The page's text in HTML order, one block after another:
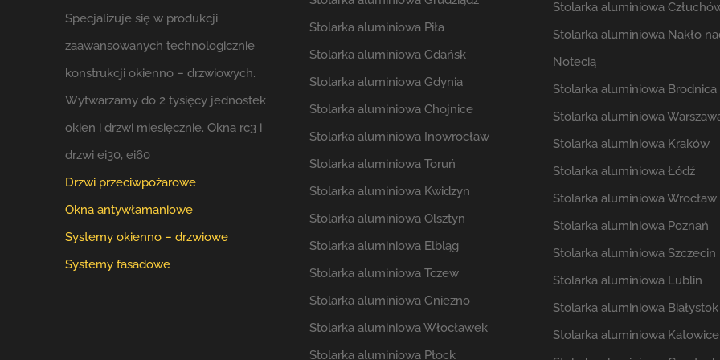
Specjalizuje się w produkcji
zaawansowanych technologicznie
konstrukcji okienno – drzwiowych.
Wytwarzamy do 2 tysięcy jednostek
okien i drzwi miesięcznie. Okna rc3 i
drzwi ei30, ei60
Drzwi przeciwpożarowe
Okna antywłamaniowe
Systemy okienno – drzwiowe
Systemy fasadowe
Stolarka aluminiowa Piła
Stolarka aluminiowa Gdańsk
Stolarka aluminiowa Gdynia
Stolarka aluminiowa Chojnice
Stolarka aluminiowa Inowrocław
Stolarka aluminiowa Toruń
Stolarka aluminiowa Kwidzyn
Stolarka aluminiowa Olsztyn
Stolarka aluminiowa Elbląg
Stolarka aluminiowa Tczew
Stolarka aluminiowa Gniezno
Stolarka aluminiowa Włocławek
Stolarka aluminiowa Płock
Stolarka aluminiowa
Stolarka aluminiowa Nakło
Notecią
Stolarka aluminiowa Brodnica
Stolarka aluminiowa
Stolarka aluminiowa Kraków
Stolarka aluminiowa Łódź
Stolarka aluminiowa Wrocław
Stolarka aluminiowa Poznań
Stolarka aluminiowa Szczecin
Stolarka aluminiowa Lublin
Stolarka aluminiowa Białystok
Stolarka aluminiowa Katowice